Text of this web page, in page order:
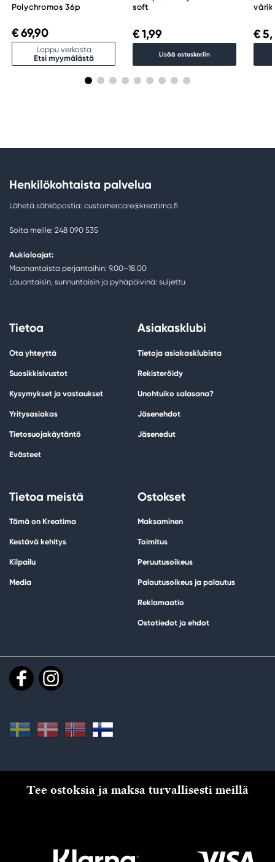
Polychromos 36p
€ 69,90
Loppu verkosta
Etsi myymälästä
soft
€ 1,99
Lisää ostoskoriin
€
Henkilökohtaista palvelua
Lähetä sähköpostia: customercare@kreatima.fi
Soita meille: 248 090 535
Aukioloajat:
Maanantaista perjantaihin: 9.00–18.00
Lauantaisin, sunnuntaisin ja pyhäpäivinä: suljettu
Tietoa
Ota yhteyttä
Suosikkisivustot
Kysymykset ja vastaukset
Yritysasiakas
Tietosuojakäytäntö
Evästeet
Asiakasklubi
Tietoja asiakasklubista
Rekisteröidy
Unohtuiko salasana?
Jäsenehdot
Jäsenedut
Tietoa meistä
Tämä on Kreatima
Kestävä kehitys
Kilpailu
Media
Ostokset
Maksaminen
Toimitus
Peruutusoikeus
Palautusoikeus ja palautus
Reklamaatio
Ostotiedot ja ehdot
Tee ostoksia ja maksa turvallisesti meillä